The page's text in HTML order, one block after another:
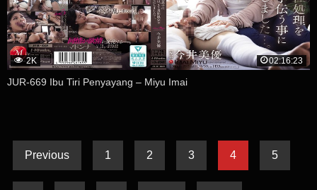
2K 02:16:23
JUR-669 Ibu Tiri Penyayang – Miyu Imai
Previous 1 2 3 4 5